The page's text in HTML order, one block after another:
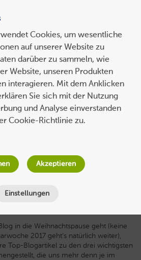
zu den drei
2017
23. Dezember 2016
in die Weihnachtspause geht (keine
2017 geht’s natürlich weiter),
Top-Blogartikel zu den drei wichtigsten
die uns mehr denn je im
Cookies, um wesentliche
auf unserer Website zu
darüber zu sammeln, wie
Website, unseren Produkten
interagieren. Mit dem Anklicken
Sie sich mit der Nutzung
und Analyse einverstanden
Cookie-Richtlinie zu.
Einstellungen
Akzeptieren